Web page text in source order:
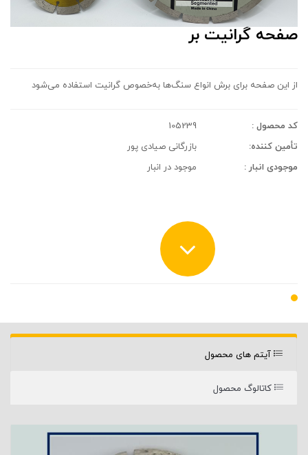
صفحه گرانیت بر
از این صفحه برای برش انواع سنگ‌ها به‌خصوص گرانیت استفاده می‌شود
کد محصول :
105239
تأمین کننده:
بازرگانی صیادی پور
موجودی انبار :
موجود در انبار
آیتم های محصول
کاتالوگ محصول